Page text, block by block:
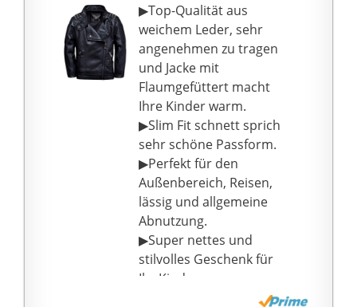
▶Top-Qualität aus
weichem Leder, sehr
angenehmen zu tragen
und Jacke mit
Flaumgefüttert macht
Ihre Kinder warm.
▶Slim Fit schnett sprich
sehr schöne Passform.
▶Perfekt für den
Außenbereich, Reisen,
lässig und allgemeine
Abnutzung.
▶Super nettes und
stilvolles Geschenk für
Ihr Kinder.
☟HINWEIS: Das ist Asien